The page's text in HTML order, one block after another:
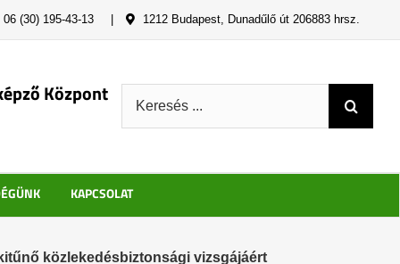
06 (30) 195-43-13 1212 Budapest, Dunadűlő út 206883 hrsz.
Központ
KAPCSOLAT
közlekedésbiztonsági vizsgájáért